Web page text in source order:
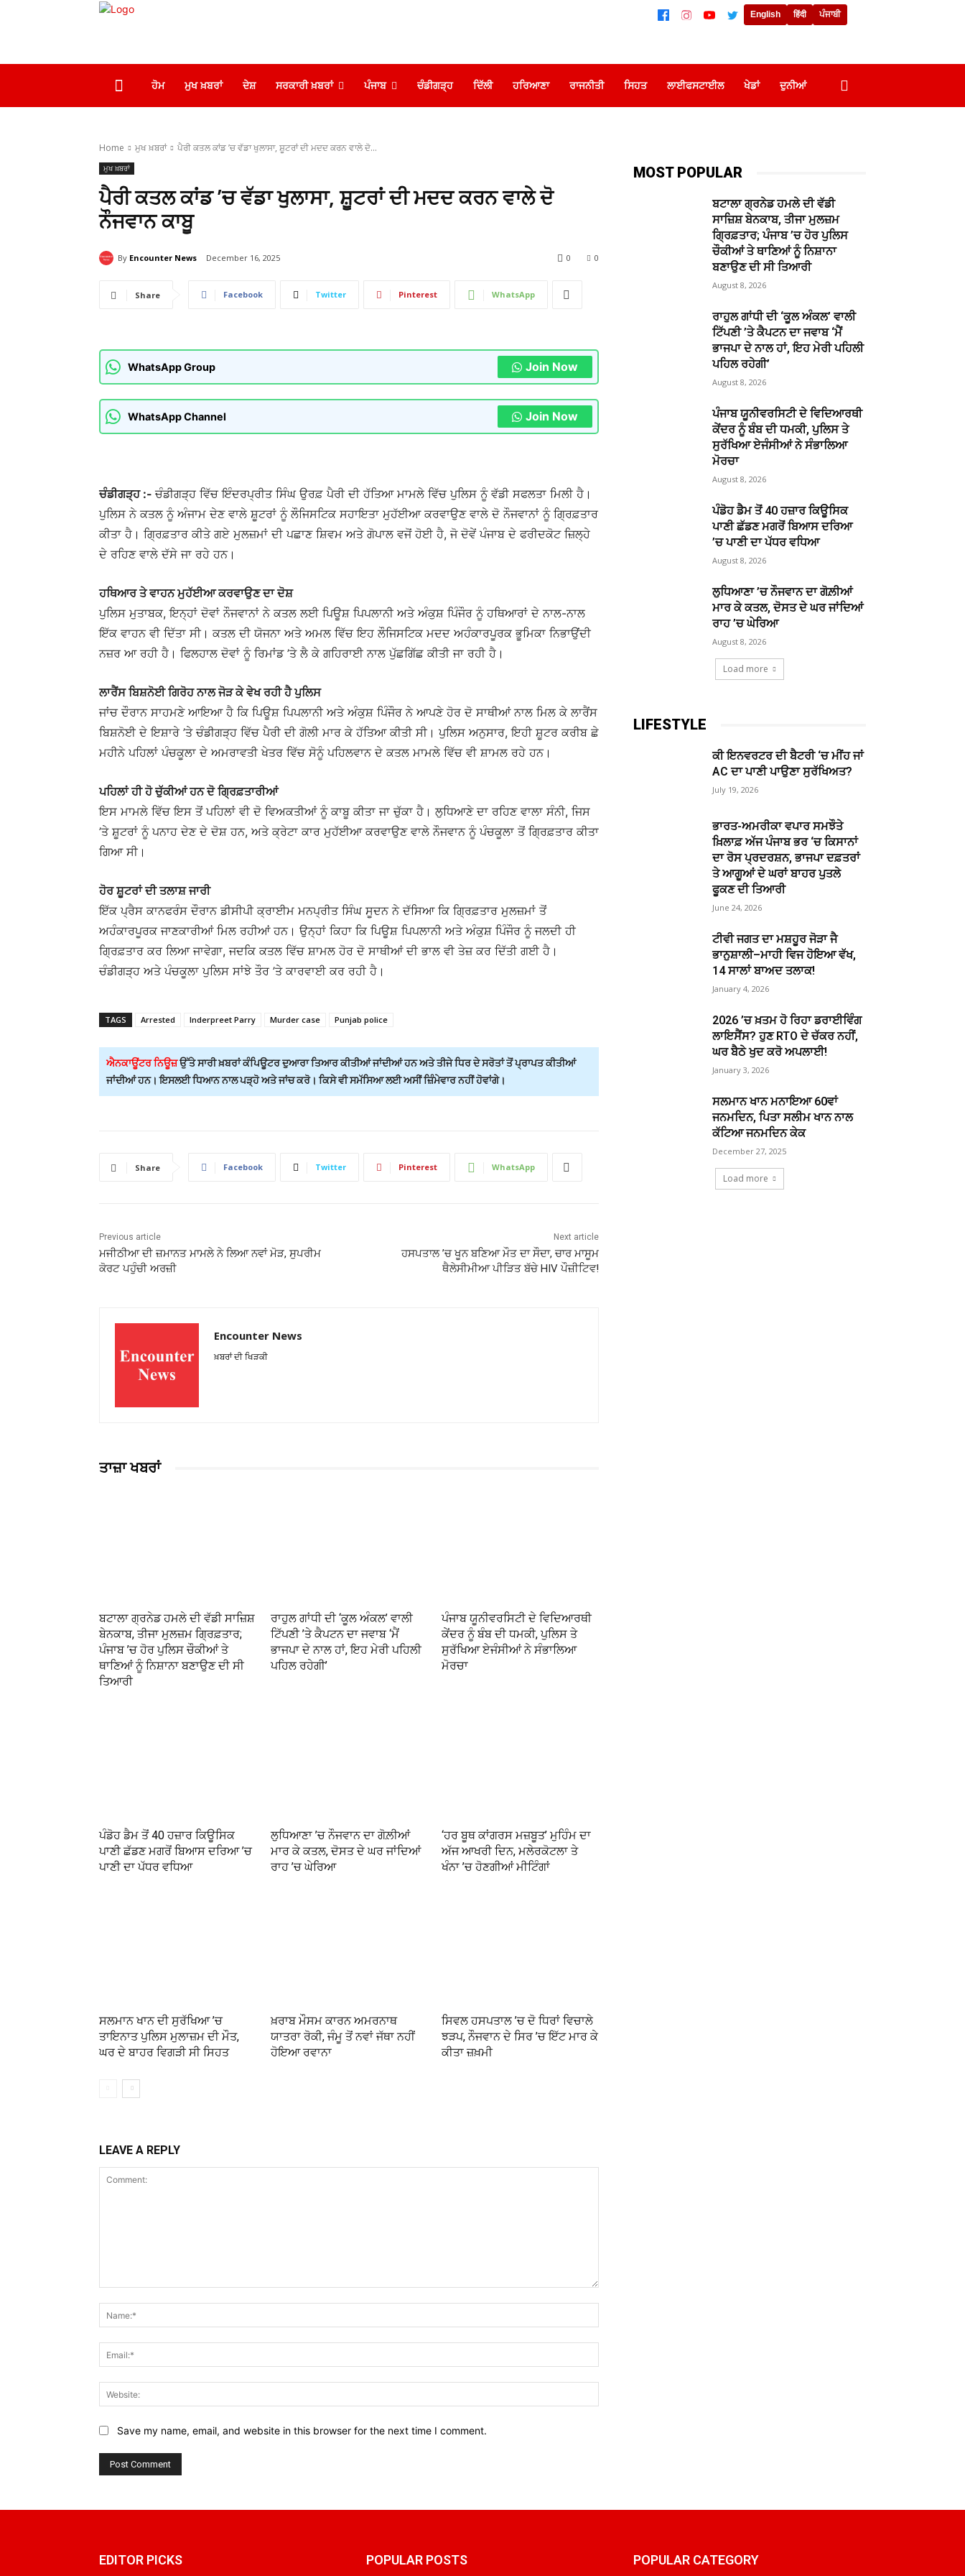
English हिंदी ਪੰਜਾਬੀ
ਹੋਮ ਮੁਖ ਖ਼ਬਰਾਂ ਦੇਸ਼ ਸਰਕਾਰੀ ਖ਼ਬਰਾਂ ਪੰਜਾਬ ਚੰਡੀਗੜ੍ਹ ਦਿੱਲੀ ਹਰਿਆਣਾ ਰਾਜਨੀਤੀ ਸਿਹਤ ਲਾਈਫਸਟਾਈਲ ਖੇਡਾਂ ਦੁਨੀਆਂ
Home ਮੁਖ ਖ਼ਬਰਾਂ ਪੈਰੀ ਕਤਲ ਕਾਂਡ ’ਚ ਵੱਡਾ ਖੁਲਾਸਾ, ਸ਼ੂਟਰਾਂ ਦੀ ਮਦਦ ਕਰਨ ਵਾਲੇ ਦੋ...
ਮੁਖ ਖ਼ਬਰਾਂ
ਪੈਰੀ ਕਤਲ ਕਾਂਡ ’ਚ ਵੱਡਾ ਖੁਲਾਸਾ, ਸ਼ੂਟਰਾਂ ਦੀ ਮਦਦ ਕਰਨ ਵਾਲੇ ਦੋ
ਨੌਜਵਾਨ ਕਾਬੂ
By Encounter News December 16, 2025 0
0
Share Facebook Twitter Pinterest WhatsApp
WhatsApp Group Join Now
WhatsApp Channel Join Now
ਚੰਡੀਗੜ੍ਹ :- ਚੰਡੀਗੜ੍ਹ ਵਿੱਚ ਇੰਦਰਪ੍ਰੀਤ ਸਿੰਘ ਉਰਫ਼ ਪੈਰੀ ਦੀ ਹੱਤਿਆ ਮਾਮਲੇ ਵਿੱਚ ਪੁਲਿਸ ਨੂੰ ਵੱਡੀ ਸਫਲਤਾ ਮਿਲੀ ਹੈ।
ਪੁਲਿਸ ਨੇ ਕਤਲ ਨੂੰ ਅੰਜਾਮ ਦੇਣ ਵਾਲੇ ਸ਼ੂਟਰਾਂ ਨੂੰ ਲੌਜਿਸਟਿਕ ਸਹਾਇਤਾ ਮੁਹੱਈਆ ਕਰਵਾਉਣ ਵਾਲੇ ਦੋ ਨੌਜਵਾਨਾਂ ਨੂੰ ਗ੍ਰਿਫ਼ਤਾਰ
ਕੀਤਾ ਹੈ। ਗ੍ਰਿਫ਼ਤਾਰ ਕੀਤੇ ਗਏ ਮੁਲਜ਼ਮਾਂ ਦੀ ਪਛਾਣ ਸ਼ਿਵਮ ਅਤੇ ਗੋਪਾਲ ਵਜੋਂ ਹੋਈ ਹੈ, ਜੋ ਦੋਵੇਂ ਪੰਜਾਬ ਦੇ ਫਰੀਦਕੋਟ ਜ਼ਿਲ੍ਹੇ
ਦੇ ਰਹਿਣ ਵਾਲੇ ਦੱਸੇ ਜਾ ਰਹੇ ਹਨ।
ਹਥਿਆਰ ਤੇ ਵਾਹਨ ਮੁਹੱਈਆ ਕਰਵਾਉਣ ਦਾ ਦੋਸ਼
ਪੁਲਿਸ ਮੁਤਾਬਕ, ਇਨ੍ਹਾਂ ਦੋਵਾਂ ਨੌਜਵਾਨਾਂ ਨੇ ਕਤਲ ਲਈ ਪਿਊਸ਼ ਪਿਪਲਾਨੀ ਅਤੇ ਅੰਕੁਸ਼ ਪਿੰਜੌਰ ਨੂੰ ਹਥਿਆਰਾਂ ਦੇ ਨਾਲ-ਨਾਲ
ਇੱਕ ਵਾਹਨ ਵੀ ਦਿੱਤਾ ਸੀ। ਕਤਲ ਦੀ ਯੋਜਨਾ ਅਤੇ ਅਮਲ ਵਿੱਚ ਇਹ ਲੌਜਿਸਟਿਕ ਮਦਦ ਅਹੰਕਾਰਪੂਰਕ ਭੂਮਿਕਾ ਨਿਭਾਉਂਦੀ
ਨਜ਼ਰ ਆ ਰਹੀ ਹੈ। ਫਿਲਹਾਲ ਦੋਵਾਂ ਨੂੰ ਰਿਮਾਂਡ ’ਤੇ ਲੈ ਕੇ ਗਹਿਰਾਈ ਨਾਲ ਪੁੱਛਗਿੱਛ ਕੀਤੀ ਜਾ ਰਹੀ ਹੈ।
ਲਾਰੈਂਸ ਬਿਸ਼ਨੋਈ ਗਿਰੋਹ ਨਾਲ ਜੋੜ ਕੇ ਵੇਖ ਰਹੀ ਹੈ ਪੁਲਿਸ
ਜਾਂਚ ਦੌਰਾਨ ਸਾਹਮਣੇ ਆਇਆ ਹੈ ਕਿ ਪਿਊਸ਼ ਪਿਪਲਾਨੀ ਅਤੇ ਅੰਕੁਸ਼ ਪਿੰਜੌਰ ਨੇ ਆਪਣੇ ਹੋਰ ਦੋ ਸਾਥੀਆਂ ਨਾਲ ਮਿਲ ਕੇ ਲਾਰੈਂਸ
ਬਿਸ਼ਨੋਈ ਦੇ ਇਸ਼ਾਰੇ ’ਤੇ ਚੰਡੀਗੜ੍ਹ ਵਿੱਚ ਪੈਰੀ ਦੀ ਗੋਲੀ ਮਾਰ ਕੇ ਹੱਤਿਆ ਕੀਤੀ ਸੀ। ਪੁਲਿਸ ਅਨੁਸਾਰ, ਇਹੀ ਸ਼ੂਟਰ ਕਰੀਬ ਛੇ
ਮਹੀਨੇ ਪਹਿਲਾਂ ਪੰਚਕੂਲਾ ਦੇ ਅਮਰਾਵਤੀ ਖੇਤਰ ਵਿੱਚ ਸੋਨੂੰ ਪਹਿਲਵਾਨ ਦੇ ਕਤਲ ਮਾਮਲੇ ਵਿੱਚ ਵੀ ਸ਼ਾਮਲ ਰਹੇ ਹਨ।
ਪਹਿਲਾਂ ਹੀ ਹੋ ਚੁੱਕੀਆਂ ਹਨ ਦੋ ਗ੍ਰਿਫ਼ਤਾਰੀਆਂ
ਇਸ ਮਾਮਲੇ ਵਿੱਚ ਇਸ ਤੋਂ ਪਹਿਲਾਂ ਵੀ ਦੋ ਵਿਅਕਤੀਆਂ ਨੂੰ ਕਾਬੂ ਕੀਤਾ ਜਾ ਚੁੱਕਾ ਹੈ। ਲੁਧਿਆਣੇ ਦਾ ਰਹਿਣ ਵਾਲਾ ਸੰਨੀ, ਜਿਸ
’ਤੇ ਸ਼ੂਟਰਾਂ ਨੂੰ ਪਨਾਹ ਦੇਣ ਦੇ ਦੋਸ਼ ਹਨ, ਅਤੇ ਕ੍ਰੇਟਾ ਕਾਰ ਮੁਹੱਈਆ ਕਰਵਾਉਣ ਵਾਲੇ ਨੌਜਵਾਨ ਨੂੰ ਪੰਚਕੂਲਾ ਤੋਂ ਗ੍ਰਿਫ਼ਤਾਰ ਕੀਤਾ
ਗਿਆ ਸੀ।
ਹੋਰ ਸ਼ੂਟਰਾਂ ਦੀ ਤਲਾਸ਼ ਜਾਰੀ
ਇੱਕ ਪ੍ਰੈਸ ਕਾਨਫਰੰਸ ਦੌਰਾਨ ਡੀਸੀਪੀ ਕ੍ਰਾਈਮ ਮਨਪ੍ਰੀਤ ਸਿੰਘ ਸੂਦਨ ਨੇ ਦੱਸਿਆ ਕਿ ਗ੍ਰਿਫ਼ਤਾਰ ਮੁਲਜ਼ਮਾਂ ਤੋਂ
ਅਹੰਕਾਰਪੂਰਕ ਜਾਣਕਾਰੀਆਂ ਮਿਲ ਰਹੀਆਂ ਹਨ। ਉਨ੍ਹਾਂ ਕਿਹਾ ਕਿ ਪਿਊਸ਼ ਪਿਪਲਾਨੀ ਅਤੇ ਅੰਕੁਸ਼ ਪਿੰਜੌਰ ਨੂੰ ਜਲਦੀ ਹੀ
ਗ੍ਰਿਫ਼ਤਾਰ ਕਰ ਲਿਆ ਜਾਵੇਗਾ, ਜਦਕਿ ਕਤਲ ਵਿੱਚ ਸ਼ਾਮਲ ਹੋਰ ਦੋ ਸਾਥੀਆਂ ਦੀ ਭਾਲ ਵੀ ਤੇਜ਼ ਕਰ ਦਿੱਤੀ ਗਈ ਹੈ।
ਚੰਡੀਗੜ੍ਹ ਅਤੇ ਪੰਚਕੂਲਾ ਪੁਲਿਸ ਸਾਂਝੇ ਤੌਰ ’ਤੇ ਕਾਰਵਾਈ ਕਰ ਰਹੀ ਹੈ।
TAGS Arrested Inderpreet Parry Murder case Punjab police
ਐਨਕਾਊਂਟਰ ਨਿਊਜ਼ਉੱਤੇ ਸਾਰੀ ਖ਼ਬਰਾਂ ਕੰਪਿਊਟਰ ਦੁਆਰਾ ਤਿਆਰ ਕੀਤੀਆਂ ਜਾਂਦੀਆਂ ਹਨ ਅਤੇ ਤੀਜੇ ਧਿਰ ਦੇ ਸਰੋਤਾਂ ਤੋਂ ਪ੍ਰਾਪਤ ਕੀਤੀਆਂ
ਜਾਂਦੀਆਂ ਹਨ। ਇਸਲਈ ਧਿਆਨ ਨਾਲ ਪੜ੍ਹੋ ਅਤੇ ਜਾਂਚ ਕਰੋ। ਕਿਸੇ ਵੀ ਸਮੱਸਿਆ ਲਈ ਅਸੀਂ ਜ਼ਿੰਮੇਵਾਰ ਨਹੀਂ ਹੋਵਾਂਗੇ।
Share Facebook Twitter Pinterest WhatsApp
Previous article
ਮਜੀਠੀਆ ਦੀ ਜ਼ਮਾਨਤ ਮਾਮਲੇ ਨੇ ਲਿਆ ਨਵਾਂ ਮੋੜ, ਸੁਪਰੀਮ
ਕੋਰਟ ਪਹੁੰਚੀ ਅਰਜ਼ੀ
Next article
ਹਸਪਤਾਲ ’ਚ ਖੂਨ ਬਣਿਆ ਮੌਤ ਦਾ ਸੌਦਾ, ਚਾਰ ਮਾਸੂਮ
ਥੈਲੇਸੀਮੀਆ ਪੀੜਿਤ ਬੱਚੇ HIV ਪੌਜ਼ੀਟਿਵ!
Encounter News
ਖ਼ਬਰਾਂ ਦੀ ਖਿੜਕੀ
ਤਾਜ਼ਾ ਖਬਰਾਂ
ਬਟਾਲਾ ਗ੍ਰਨੇਡ ਹਮਲੇ ਦੀ ਵੱਡੀ ਸਾਜ਼ਿਸ਼
ਬੇਨਕਾਬ, ਤੀਜਾ ਮੁਲਜ਼ਮ ਗ੍ਰਿਫ਼ਤਾਰ;
ਪੰਜਾਬ ’ਚ ਹੋਰ ਪੁਲਿਸ ਚੌਕੀਆਂ ਤੇ
ਥਾਣਿਆਂ ਨੂੰ ਨਿਸ਼ਾਨਾ ਬਣਾਉਣ ਦੀ ਸੀ
ਤਿਆਰੀ
ਰਾਹੁਲ ਗਾਂਧੀ ਦੀ ‘ਕੂਲ ਅੰਕਲ’ ਵਾਲੀ
ਟਿੱਪਣੀ ’ਤੇ ਕੈਪਟਨ ਦਾ ਜਵਾਬ ‘ਮੈਂ
ਭਾਜਪਾ ਦੇ ਨਾਲ ਹਾਂ, ਇਹ ਮੇਰੀ ਪਹਿਲੀ
ਪਹਿਲ ਰਹੇਗੀ’
ਪੰਜਾਬ ਯੂਨੀਵਰਸਿਟੀ ਦੇ ਵਿਦਿਆਰਥੀ
ਕੇਂਦਰ ਨੂੰ ਬੰਬ ਦੀ ਧਮਕੀ, ਪੁਲਿਸ ਤੇ
ਸੁਰੱਖਿਆ ਏਜੰਸੀਆਂ ਨੇ ਸੰਭਾਲਿਆ
ਮੋਰਚਾ
ਪੰਡੋਹ ਡੈਮ ਤੋਂ 40 ਹਜ਼ਾਰ ਕਿਊਸਿਕ
ਪਾਣੀ ਛੱਡਣ ਮਗਰੋਂ ਬਿਆਸ ਦਰਿਆ ’ਚ
ਪਾਣੀ ਦਾ ਪੱਧਰ ਵਧਿਆ
ਲੁਧਿਆਣਾ ’ਚ ਨੌਜਵਾਨ ਦਾ ਗੋਲ਼ੀਆਂ
ਮਾਰ ਕੇ ਕਤਲ, ਦੋਸਤ ਦੇ ਘਰ ਜਾਂਦਿਆਂ
ਰਾਹ ’ਚ ਘੇਰਿਆ
‘ਹਰ ਬੂਥ ਕਾਂਗਰਸ ਮਜ਼ਬੂਤ’ ਮੁਹਿੰਮ ਦਾ
ਅੱਜ ਆਖਰੀ ਦਿਨ, ਮਲੇਰਕੋਟਲਾ ਤੇ
ਖੰਨਾ ’ਚ ਹੋਣਗੀਆਂ ਮੀਟਿੰਗਾਂ
ਸਲਮਾਨ ਖਾਨ ਦੀ ਸੁਰੱਖਿਆ ’ਚ
ਤਾਇਨਾਤ ਪੁਲਿਸ ਮੁਲਾਜ਼ਮ ਦੀ ਮੌਤ,
ਘਰ ਦੇ ਬਾਹਰ ਵਿਗੜੀ ਸੀ ਸਿਹਤ
ਖ਼ਰਾਬ ਮੌਸਮ ਕਾਰਨ ਅਮਰਨਾਥ
ਯਾਤਰਾ ਰੋਕੀ, ਜੰਮੂ ਤੋਂ ਨਵਾਂ ਜੱਥਾ ਨਹੀਂ
ਹੋਇਆ ਰਵਾਨਾ
ਸਿਵਲ ਹਸਪਤਾਲ ’ਚ ਦੋ ਧਿਰਾਂ ਵਿਚਾਲੇ
ਝੜਪ, ਨੌਜਵਾਨ ਦੇ ਸਿਰ ’ਚ ਇੱਟ ਮਾਰ ਕੇ
ਕੀਤਾ ਜ਼ਖ਼ਮੀ
LEAVE A REPLY
Save my name, email, and website in this browser for the next time I comment.
MOST POPULAR
ਬਟਾਲਾ ਗ੍ਰਨੇਡ ਹਮਲੇ ਦੀ ਵੱਡੀ
ਸਾਜ਼ਿਸ਼ ਬੇਨਕਾਬ, ਤੀਜਾ ਮੁਲਜ਼ਮ
ਗ੍ਰਿਫ਼ਤਾਰ; ਪੰਜਾਬ ’ਚ ਹੋਰ ਪੁਲਿਸ
ਚੌਕੀਆਂ ਤੇ ਥਾਣਿਆਂ ਨੂੰ ਨਿਸ਼ਾਨਾ
ਬਣਾਉਣ ਦੀ ਸੀ ਤਿਆਰੀ
August 8, 2026
ਰਾਹੁਲ ਗਾਂਧੀ ਦੀ ‘ਕੂਲ ਅੰਕਲ’ ਵਾਲੀ
ਟਿੱਪਣੀ ’ਤੇ ਕੈਪਟਨ ਦਾ ਜਵਾਬ ‘ਮੈਂ
ਭਾਜਪਾ ਦੇ ਨਾਲ ਹਾਂ, ਇਹ ਮੇਰੀ ਪਹਿਲੀ
ਪਹਿਲ ਰਹੇਗੀ’
August 8, 2026
ਪੰਜਾਬ ਯੂਨੀਵਰਸਿਟੀ ਦੇ ਵਿਦਿਆਰਥੀ
ਕੇਂਦਰ ਨੂੰ ਬੰਬ ਦੀ ਧਮਕੀ, ਪੁਲਿਸ ਤੇ
ਸੁਰੱਖਿਆ ਏਜੰਸੀਆਂ ਨੇ ਸੰਭਾਲਿਆ
ਮੋਰਚਾ
August 8, 2026
ਪੰਡੋਹ ਡੈਮ ਤੋਂ 40 ਹਜ਼ਾਰ ਕਿਊਸਿਕ
ਪਾਣੀ ਛੱਡਣ ਮਗਰੋਂ ਬਿਆਸ ਦਰਿਆ
’ਚ ਪਾਣੀ ਦਾ ਪੱਧਰ ਵਧਿਆ
August 8, 2026
ਲੁਧਿਆਣਾ ’ਚ ਨੌਜਵਾਨ ਦਾ ਗੋਲ਼ੀਆਂ
ਮਾਰ ਕੇ ਕਤਲ, ਦੋਸਤ ਦੇ ਘਰ ਜਾਂਦਿਆਂ
ਰਾਹ ’ਚ ਘੇਰਿਆ
August 8, 2026
Load more
LIFESTYLE
ਕੀ ਇਨਵਰਟਰ ਦੀ ਬੈਟਰੀ ‘ਚ ਮੀਂਹ ਜਾਂ
AC ਦਾ ਪਾਣੀ ਪਾਉਣਾ ਸੁਰੱਖਿਅਤ?
July 19, 2026
ਭਾਰਤ-ਅਮਰੀਕਾ ਵਪਾਰ ਸਮਝੌਤੇ
ਖ਼ਿਲਾਫ਼ ਅੱਜ ਪੰਜਾਬ ਭਰ ‘ਚ ਕਿਸਾਨਾਂ
ਦਾ ਰੋਸ ਪ੍ਰਦਰਸ਼ਨ, ਭਾਜਪਾ ਦਫ਼ਤਰਾਂ
ਤੇ ਆਗੂਆਂ ਦੇ ਘਰਾਂ ਬਾਹਰ ਪੁਤਲੇ
ਫੂਕਣ ਦੀ ਤਿਆਰੀ
June 24, 2026
ਟੀਵੀ ਜਗਤ ਦਾ ਮਸ਼ਹੂਰ ਜੋੜਾ ਜੈ
ਭਾਨੁਸ਼ਾਲੀ–ਮਾਹੀ ਵਿਜ ਹੋਇਆ ਵੱਖ,
14 ਸਾਲਾਂ ਬਾਅਦ ਤਲਾਕ!
January 4, 2026
2026 ’ਚ ਖ਼ਤਮ ਹੋ ਰਿਹਾ ਡਰਾਈਵਿੰਗ
ਲਾਇਸੈਂਸ? ਹੁਣ RTO ਦੇ ਚੱਕਰ ਨਹੀਂ,
ਘਰ ਬੈਠੇ ਖੁਦ ਕਰੋ ਅਪਲਾਈ!
January 3, 2026
ਸਲਮਾਨ ਖਾਨ ਮਨਾਇਆ 60ਵਾਂ
ਜਨਮਦਿਨ, ਪਿਤਾ ਸਲੀਮ ਖਾਨ ਨਾਲ
ਕੱਟਿਆ ਜਨਮਦਿਨ ਕੇਕ
December 27, 2025
Load more
EDITOR PICKS POPULAR POSTS POPULAR CATEGORY